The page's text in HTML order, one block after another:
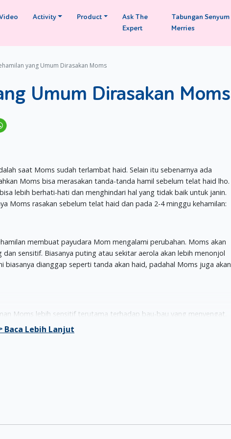
Activity Product
Ask The
Expert
Tabungan Senyum
Merries
yang Umum Dirasakan Moms
Umum Dirasakan Moms
saat Moms sudah terlambat haid. Selain itu sebenarnya ada
Moms bisa merasakan tanda-tanda hamil sebelum telat haid lho.
lebih berhati-hati dan menghindari hal yang tidak baik untuk janin.
Moms rasakan sebelum telat haid dan pada 2-4 minggu kehamilan:
membuat payudara Mom mengalami perubahan. Moms akan
sensitif. Biasanya puting atau sekitar aerola akan lebih menonjol
biasanya dianggap seperti tanda akan haid, padahal Moms juga akan
Moms lebih sensitif terutama terhadap bau-bau yang menyengat.
aroma parfum, makanan berbumbu kuat, asap rokok dan bau
pusing dan mual.